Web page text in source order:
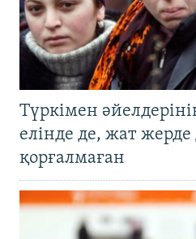
Түркімен
елінде де, жат
қорғалмаған